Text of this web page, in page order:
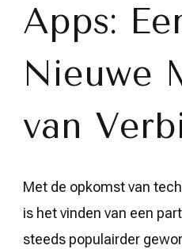
Apps:
Nieuwe
van
Met de opkomst van
is het vinden van een
steeds populairder